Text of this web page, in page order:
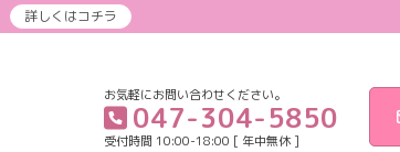
詳しくはコチラ
お気軽にお問い合わせください。
047-304-5850
受付時間 10:00-18:00 [ 年中無休 ]